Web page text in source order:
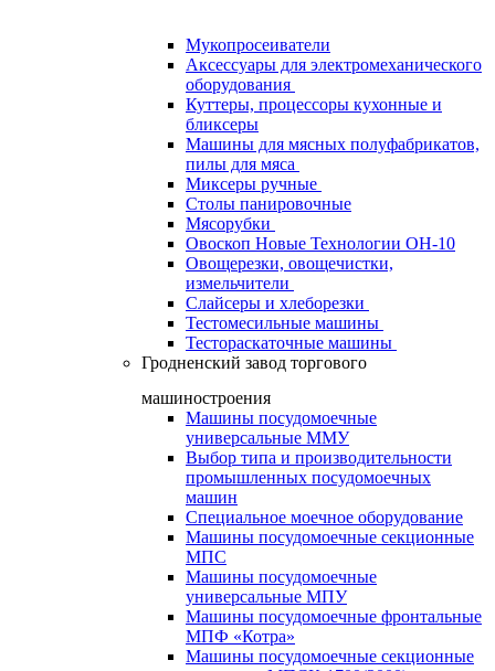
Мукопросеиватели
Аксессуары для электромеханического
оборудования
Куттеры, процессоры кухонные и
бликсеры
Машины для мясных полуфабрикатов,
пилы для мяса
Миксеры ручные
Столы панировочные
Мясорубки
Овоскоп Новые Технологии ОН-10
Овощерезки, овощечистки,
измельчители
Слайсеры и хлеборезки
Тестомесильные машины
Тестораскаточные машины
Гродненский завод торгового
машиностроения
Машины посудомоечные
универсальные ММУ
Выбор типа и производительности
промышленных посудомоечных
машин
Специальное моечное оборудование
Машины посудомоечные секционные
МПС
Машины посудомоечные
универсальные МПУ
Машины посудомоечные фронтальные
МПФ «Котра»
Машины посудомоечные секционные